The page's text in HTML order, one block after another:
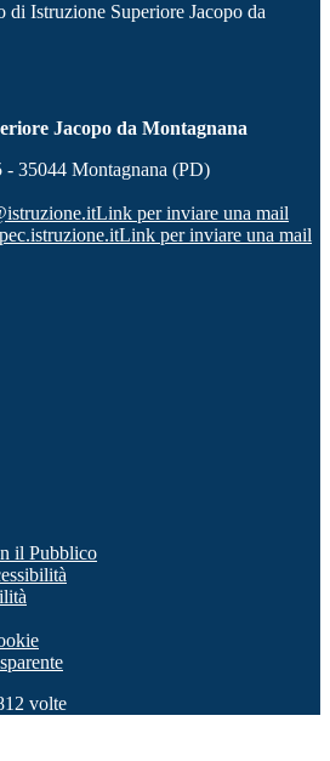
di Istruzione Superiore Jacopo da
Jacopo da Montagnana
35044 Montagnana (PD)
Link per inviare una mail
Link per inviare una mail
il Pubblico
volte